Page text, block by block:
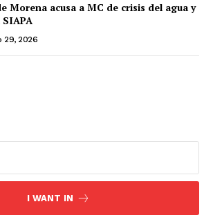
Morena acusa a MC de crisis del agua y
29, 2026
I WANT IN